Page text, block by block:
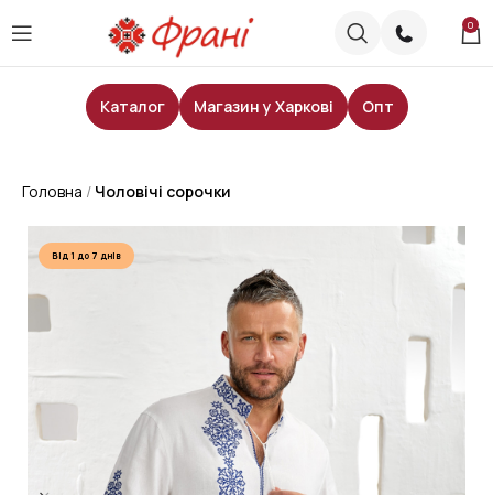
0
Каталог Магазин у Харкові Опт
Головна Чоловічі сорочки
Від 1 до 7 днів